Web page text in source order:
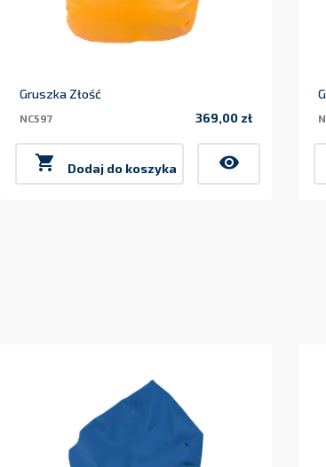
Gruszka Złość
NC597 369,00 zł
 Dodaj do koszyka visibility